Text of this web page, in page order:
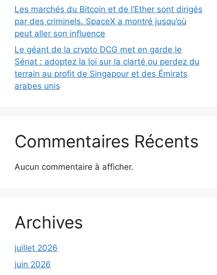
Les marchés du Bitcoin et de l’Ether sont dirigés
par des criminels. SpaceX a montré jusqu’où
peut aller son influence
Le géant de la crypto DCG met en garde le
Sénat : adoptez la loi sur la clarté ou perdez du
terrain au profit de Singapour et des Émirats
arabes unis
Commentaires Récents
Aucun commentaire à afficher.
Archives
juillet 2026
juin 2026